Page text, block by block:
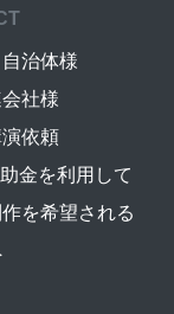
治体様
社様
依頼
金を利用して
を希望される